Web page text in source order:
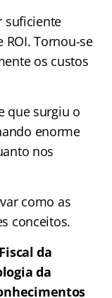
suficiente
ROI. Tornou-se
os custos
que surgiu o
enorme
nos
como as
conceitos.
da
da